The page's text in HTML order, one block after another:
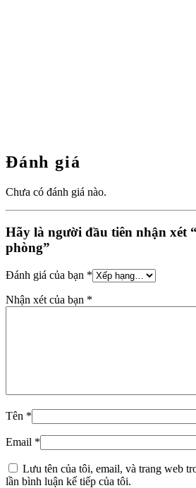
Đánh giá
Chưa có đánh giá nào.
Hãy là người đầu tiên nhận xét
phòng”
Đánh giá của bạn *
Nhận xét của bạn *
Tên *
Email *
Lưu tên của tôi, email, và trang web
lần bình luận kế tiếp của tôi.